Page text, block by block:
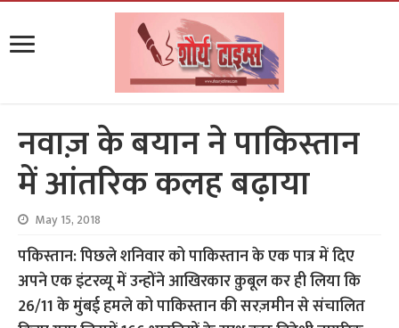
नवाज़ के बयान ने पाकिस्तान
में आंतरिक कलह बढ़ाया
May 15, 2018
पकिस्तान: पिछले शनिवार को पाकिस्तान के एक पात्र में दिए
अपने एक इंटरव्यू में उन्होंने आखिरकार क़ुबूल कर ही लिया कि
26/11 के मुंबई हमले को पाकिस्तान की सरज़मीन से संचालित